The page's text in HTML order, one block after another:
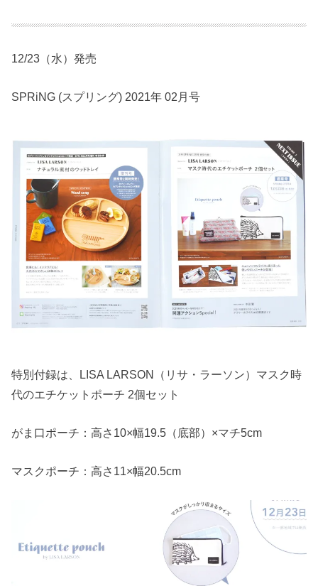
12/23（水）発売
SPRiNG (スプリング) 2021年 02月号
特別付録は、LISA LARSON（リサ・ラーソン）マスク時
代のエチケットポーチ 2個セット
がま口ポーチ：高さ10×幅19.5（底部）×マチ5cm
マスクポーチ：高さ11×幅20.5cm